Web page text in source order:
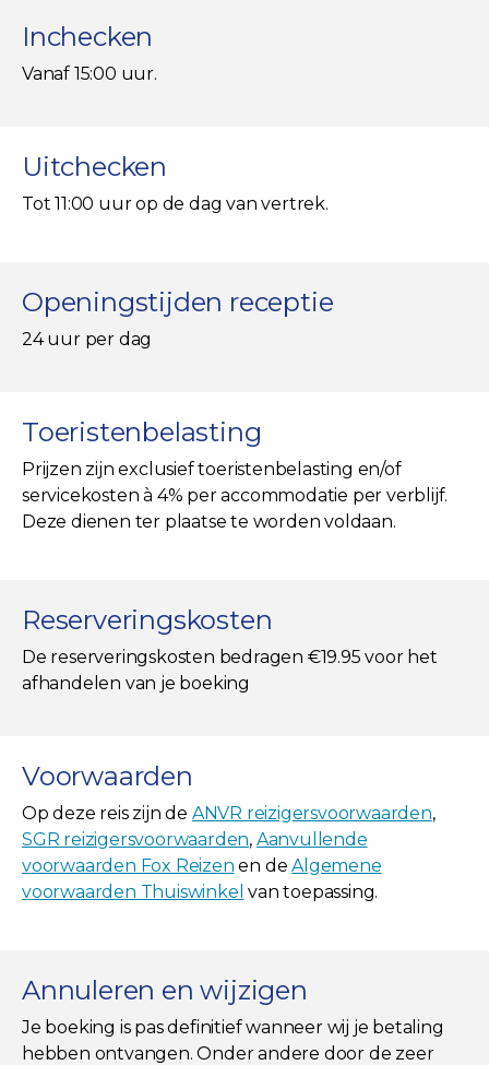
Inchecken
Vanaf 15:00 uur.
Uitchecken
Tot 11:00 uur op de dag van vertrek.
Openingstijden receptie
24 uur per dag
Toeristenbelasting
Prijzen zijn exclusief toeristenbelasting en/of
servicekosten à 4% per accommodatie per verblijf.
Deze dienen ter plaatse te worden voldaan.
Reserveringskosten
De reserveringskosten bedragen €19.95 voor het
afhandelen van je boeking
Voorwaarden
Op deze reis zijn de ANVR reizigersvoorwaarden,
SGR reizigersvoorwaarden, Aanvullende
voorwaarden Fox Reizen en deAlgemene
voorwaarden Thuiswinkel van toepassing.
Annuleren en wijzigen
Je boeking is pas definitief wanneer wij je betaling
hebben ontvangen. Onder andere door de zeer